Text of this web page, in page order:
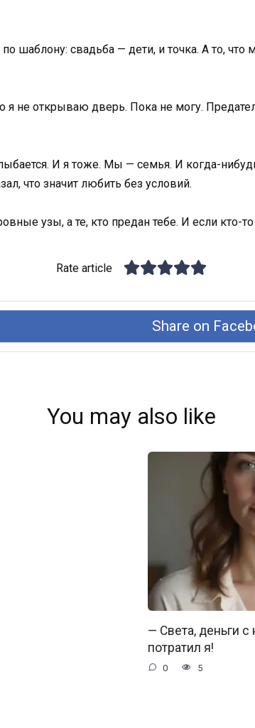
шаблону: свадьба — дети, и точка. А то,
я не открываю дверь. Пока не могу.
И я тоже. Мы — семья. И когда-
что значит любить без условий.
узы, а те, кто предан тебе. И если кто-то
Rate article
Share on
You may also like
— Света, деньги с
потратил я!
0 5